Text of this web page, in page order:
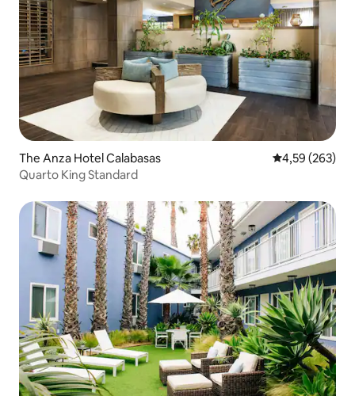
The Anza Hotel Calabasas 4,59 de uma
4,59 (263)
Quarto King Standard